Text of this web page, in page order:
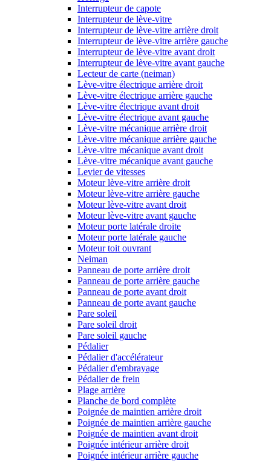
Interrupteur de capote
Interrupteur de lève-vitre
Interrupteur de lève-vitre arrière droit
Interrupteur de lève-vitre arrière gauche
Interrupteur de lève-vitre avant droit
Interrupteur de lève-vitre avant gauche
Lecteur de carte (neiman)
Lève-vitre électrique arrière droit
Lève-vitre électrique arrière gauche
Lève-vitre électrique avant droit
Lève-vitre électrique avant gauche
Lève-vitre mécanique arrière droit
Lève-vitre mécanique arrière gauche
Lève-vitre mécanique avant droit
Lève-vitre mécanique avant gauche
Levier de vitesses
Moteur lève-vitre arrière droit
Moteur lève-vitre arrière gauche
Moteur lève-vitre avant droit
Moteur lève-vitre avant gauche
Moteur porte latérale droite
Moteur porte latérale gauche
Moteur toit ouvrant
Neiman
Panneau de porte arrière droit
Panneau de porte arrière gauche
Panneau de porte avant droit
Panneau de porte avant gauche
Pare soleil
Pare soleil droit
Pare soleil gauche
Pédalier
Pédalier d'accélérateur
Pédalier d'embrayage
Pédalier de frein
Plage arrière
Planche de bord complète
Poignée de maintien arrière droit
Poignée de maintien arrière gauche
Poignée de maintien avant droit
Poignée intérieur arrière droit
Poignée intérieur arrière gauche